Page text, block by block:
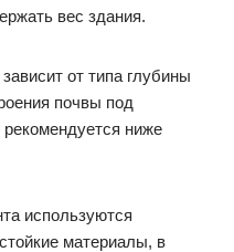
вес здания.
от типа глубины
почвы под
ниже
используются
материалы, в